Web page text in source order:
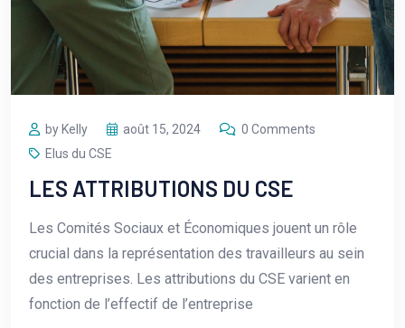
by Kelly août 15, 2024
0 Comments
Elus du CSE
LES ATTRIBUTIONS DU CSE
Les Comités Sociaux et Économiques jouent un rôle
crucial dans la représentation des travailleurs au sein
des entreprises. Les attributions du CSE varient en
fonction de l’effectif de l’entreprise